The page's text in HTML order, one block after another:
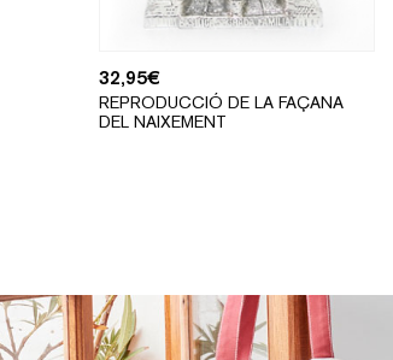
32,95€
REPRODUCCIÓ DE LA FAÇANA
DEL NAIXEMENT